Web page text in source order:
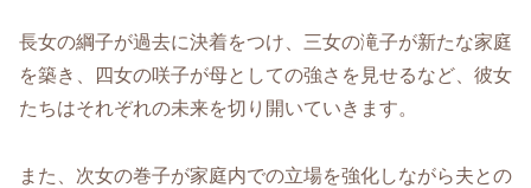
長女の綱子が過去に決着をつけ、三女の滝子が新たな家庭
を築き、四女の咲子が母としての強さを見せるなど、彼女
たちはそれぞれの未来を切り開いていきます。
また、次女の巻子が家庭内での立場を強化しながら夫との